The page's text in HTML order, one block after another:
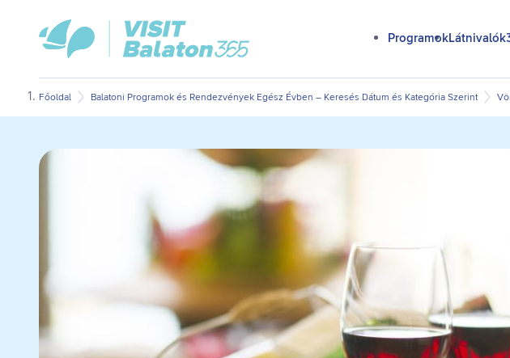
tartalomra
VisitBalaton365
kezdőlap
Programok
Főoldal Balatoni Programok és Rendezvények Egész Évben – Keresés Dátum és Kategória Szerint